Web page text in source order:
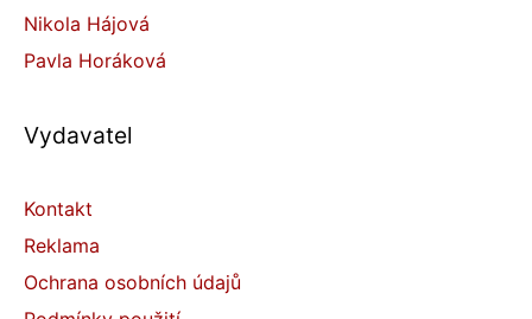
Nikola Hájová
Pavla Horáková
Vydavatel
Kontakt
Reklama
Ochrana osobních údajů